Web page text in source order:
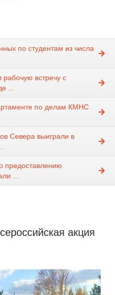
по студентам из числа
встречу с
...
по делам КМНС
Севера выиграли в
предоставлению
...
акция